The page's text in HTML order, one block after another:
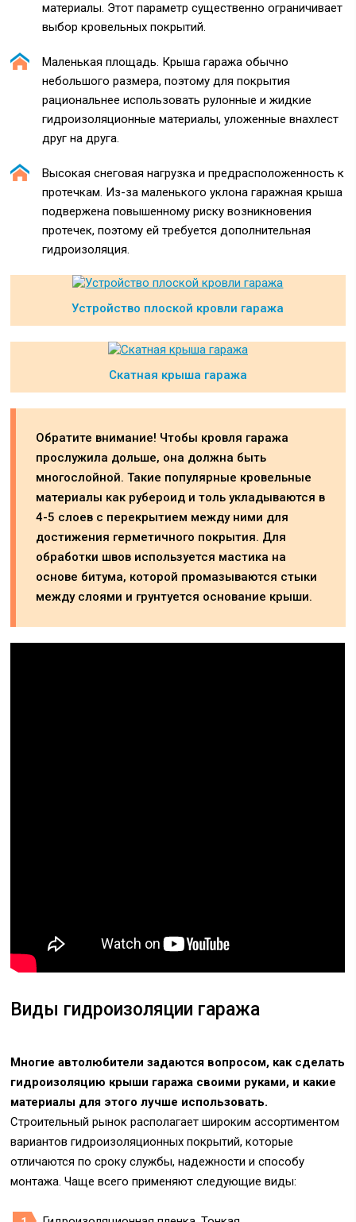
материалы. Этот параметр существенно ограничивает
выбор кровельных покрытий.
Маленькая площадь. Крыша гаража обычно
небольшого размера, поэтому для покрытия
рациональнее использовать рулонные и жидкие
гидроизоляционные материалы, уложенные внахлест
друг на друга.
Высокая снеговая нагрузка и предрасположенность к
протечкам. Из-за маленького уклона гаражная крыша
подвержена повышенному риску возникновения
протечек, поэтому ей требуется дополнительная
гидроизоляция.
Устройство плоской кровли гаража
Скатная крыша гаража
Обратите внимание! Чтобы кровля гаража
прослужила дольше, она должна быть
многослойной. Такие популярные кровельные
материалы как рубероид и толь укладываются в
4-5 слоев с перекрытием между ними для
достижения герметичного покрытия. Для
обработки швов используется мастика на
основе битума, которой промазываются стыки
между слоями и грунтуется основание крыши.
Виды гидроизоляции гаража
Многие автолюбители задаются вопросом, как сделать
гидроизоляцию крыши гаража своими руками, и какие
материалы для этого лучше использовать.
Строительный рынок располагает широким ассортиментом
вариантов гидроизоляционных покрытий, которые
отличаются по сроку службы, надежности и способу
монтажа. Чаще всего применяют следующие виды: